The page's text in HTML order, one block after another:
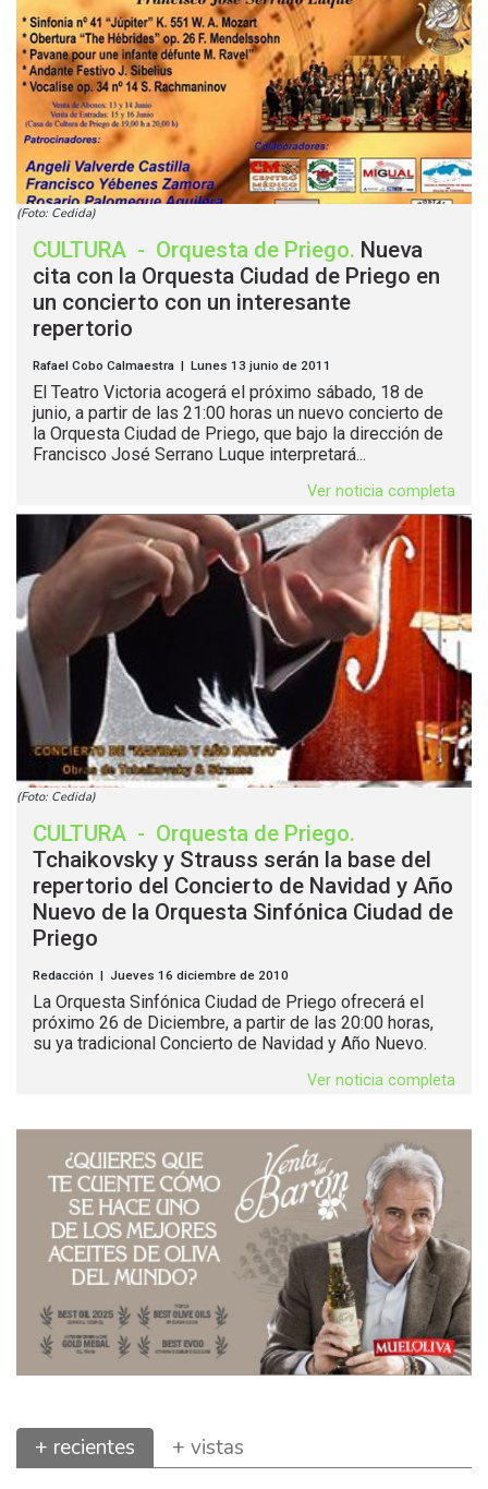
(Foto: Cedida)
CULTURA - Orquesta de Priego. Nueva
cita con la Orquesta Ciudad de Priego en
un concierto con un interesante
repertorio
Rafael Cobo Calmaestra | Lunes 13 junio de 2011
El Teatro Victoria acogerá el próximo sábado, 18 de
junio, a partir de las 21:00 horas un nuevo concierto de
la Orquesta Ciudad de Priego, que bajo la dirección de
Francisco José Serrano Luque interpretará...
Ver noticia completa
(Foto: Cedida)
CULTURA - Orquesta de Priego.
Tchaikovsky y Strauss serán la base del
repertorio del Concierto de Navidad y Año
Nuevo de la Orquesta Sinfónica Ciudad de
Priego
Redacción | Jueves 16 diciembre de 2010
La Orquesta Sinfónica Ciudad de Priego ofrecerá el
próximo 26 de Diciembre, a partir de las 20:00 horas,
su ya tradicional Concierto de Navidad y Año Nuevo.
Ver noticia completa
+ recientes + vistas